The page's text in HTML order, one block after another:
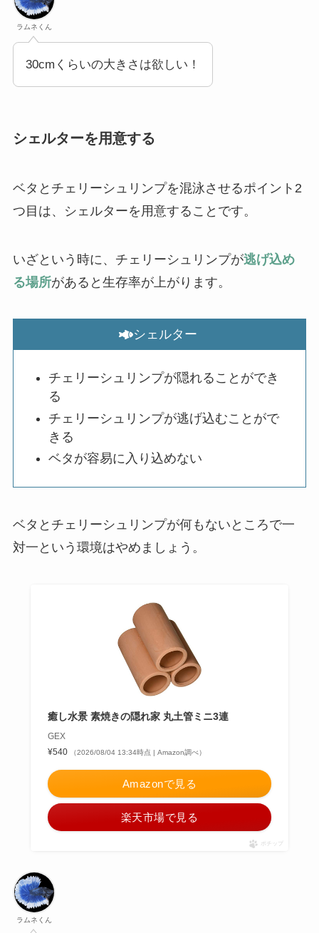
ラムネくん
30cmくらいの大きさは欲しい！
シェルターを用意する
ベタとチェリーシュリンプを混泳させるポイント2
つ目は、シェルターを用意することです。
いざという時に、チェリーシュリンプが逃げ込め
る場所があると生存率が上がります。
シェルター
チェリーシュリンプが隠れることができ
る
チェリーシュリンプが逃げ込むことがで
きる
ベタが容易に入り込めない
ベタとチェリーシュリンプが何もないところで一
対一という環境はやめましょう。
癒し水景 素焼きの隠れ家 丸土管ミニ3連
GEX
¥540
（2026/08/04 13:34時点 | Amazon調べ）
Amazonで見る
楽天市場で見る
ポチップ
ラムネくん